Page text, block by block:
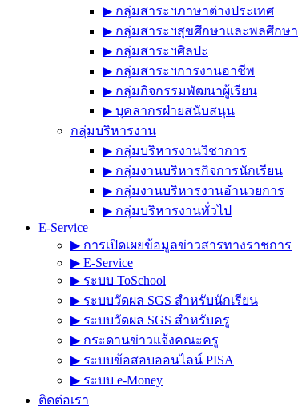
▶︎ กลุ่มสาระฯภาษาต่างประเทศ
▶︎ กลุ่มสาระฯสุขศึกษาและพลศึกษา
▶︎ กลุ่มสาระฯศิลปะ
▶︎ กลุ่มสาระฯการงานอาชีพ
▶︎ กลุ่มกิจกรรมพัฒนาผู้เรียน
▶︎ บุคลากรฝ่ายสนับสนุน
กลุ่มบริหารงาน
▶︎ กลุ่มบริหารงานวิชาการ
▶︎ กลุ่มงานบริหารกิจการนักเรียน
▶︎ กลุ่มงานบริหารงานอำนวยการ
▶︎ กลุ่มบริหารงานทั่วไป
E-Service
▶︎ การเปิดเผยข้อมูลข่าวสารทางราชการ
▶︎ E-Service
▶︎ ระบบ ToSchool
▶︎ ระบบวัดผล SGS สำหรับนักเรียน
▶︎ ระบบวัดผล SGS สำหรับครู
▶︎ กระดานข่าวแจ้งคณะครู
▶︎ ระบบข้อสอบออนไลน์ PISA
▶︎ ระบบ e-Money
ติดต่อเรา